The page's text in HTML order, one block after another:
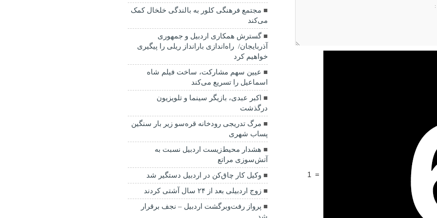
=
1
مجتمع فرهنگی کلور به بالندگی خلخال کمک
می‌کند
گسترش همکاری اردبیل و جمهوری
آذربایجان/ راه‌اندازی بارانداز ریلی را پیگیری
خواهیم کرد
عیین سهم مشارکت، ساخت فیلم شاه‌
اسماعیل را تسریع می‌کند
اکبر عبدی، بازیگر سینما و تلویزیون
درگذشت
مرگ تدریجی رودخانه قره‌سو زیر بار سنگین
پساب شهری
هشدار محیط‌زیست اردبیل نسبت به
آتش‌سوزی مراتع
وکیل کار چاق‌کن در اردبیل دستگیر شد
زوج اردبیلی بعد از ۲۴ سال آشتی کردند
پرواز رفت‌وبرگشت اردبیل – نجف برقرار